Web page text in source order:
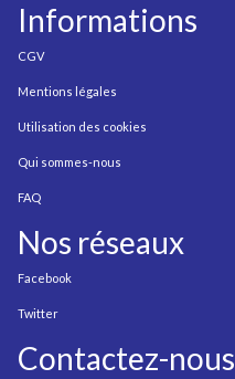
Informations
CGV
Mentions légales
Utilisation des cookies
Qui sommes-nous
FAQ
Nos réseaux
Facebook
Twitter
Contactez-nous